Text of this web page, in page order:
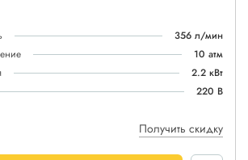
356 л/мин
10 атм
2.2 кВт
220 В
Получить скидку